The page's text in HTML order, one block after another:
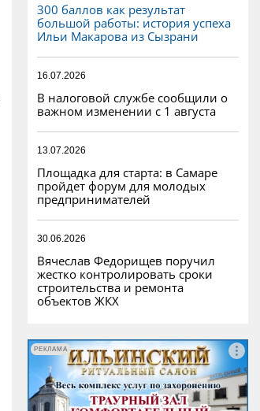
300 баллов как результат
большой работы: история успеха
Ильи Макарова из Сызрани
16.07.2026
В налоговой службе сообщили о
важном изменении с 1 августа
13.07.2026
Площадка для старта: в Самаре
пройдет форум для молодых
предпринимателей
30.06.2026
Вячеслав Федорищев поручил
жестко контролировать сроки
строительства и ремонта
объектов ЖКХ
РЕКЛАМА